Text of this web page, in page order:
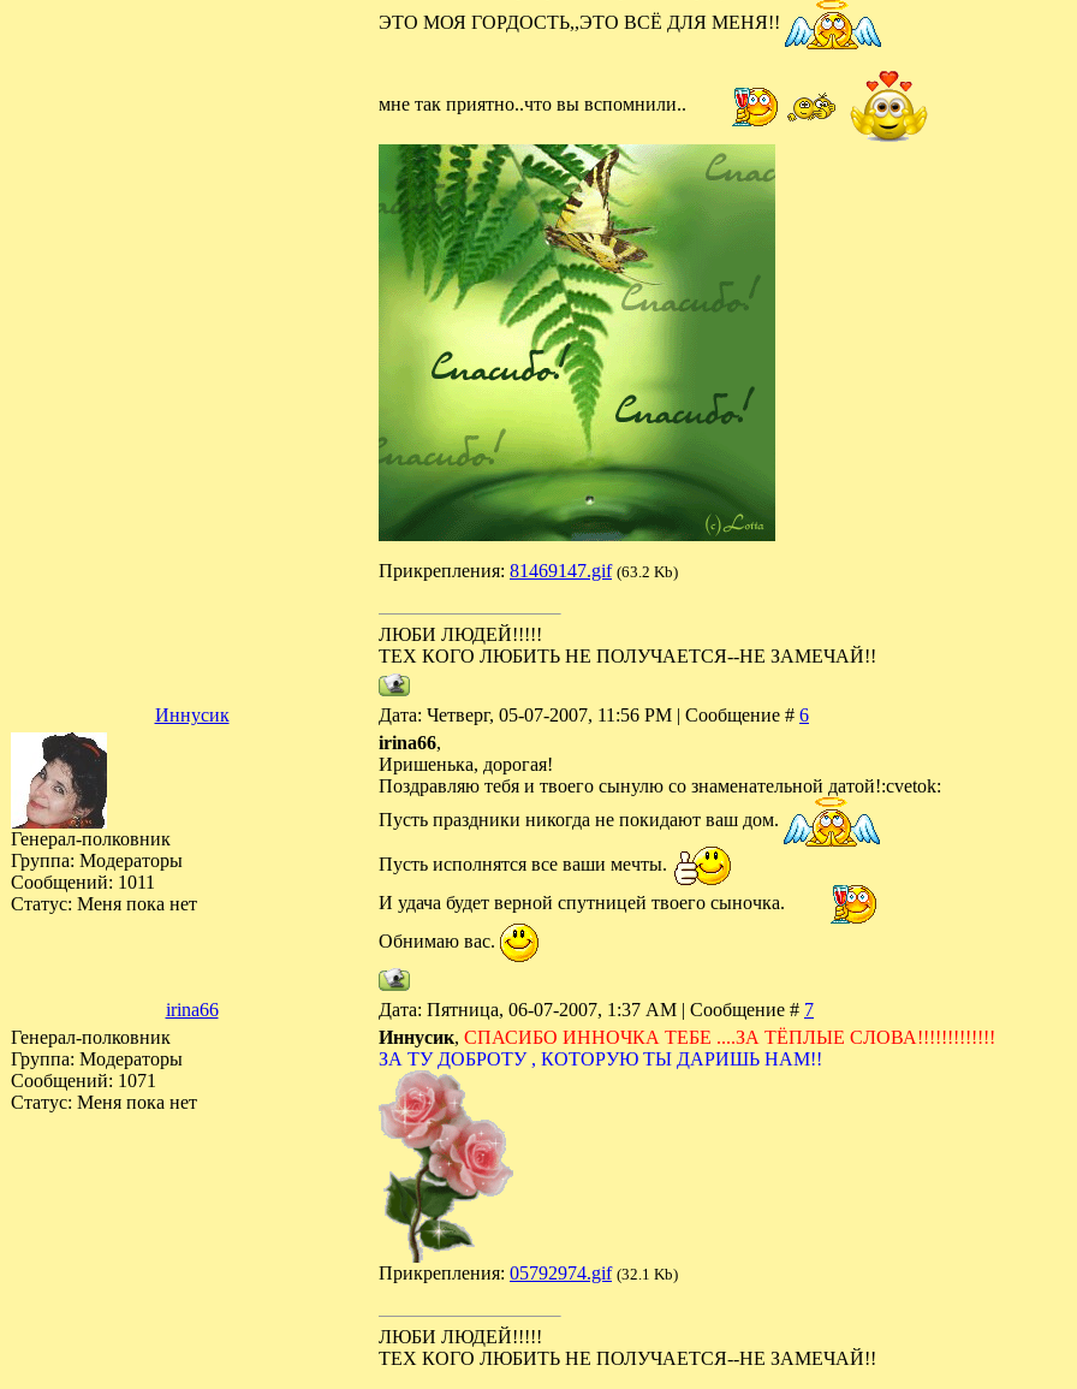
ЭТО МОЯ ГОРДОСТЬ,,ЭТО ВСЁ ДЛЯ МЕНЯ!!
мне так приятно..что вы вспомнили..
Прикрепления: 81469147.gif (63.2 Kb)
ЛЮБИ ЛЮДЕЙ!!!!!
ТЕХ КОГО ЛЮБИТЬ НЕ ПОЛУЧАЕТСЯ--НЕ ЗАМЕЧАЙ!!
Иннусик Дата: Четверг, 05-07-2007, 11:56 PM | Сообщение # 6
Генерал-полковник
Группа: Модераторы
Сообщений: 1011
Статус: Меня пока нет
irina66,
Иришенька, дорогая!
Поздравляю тебя и твоего сынулю со знаменательной датой!:cvetok:
Пусть праздники никогда не покидают ваш дом.
Пусть исполнятся все ваши мечты.
И удача будет верной спутницей твоего сыночка.
Обнимаю вас.
irina66 Дата: Пятница, 06-07-2007, 1:37 AM | Сообщение # 7
Генерал-полковник
Группа: Модераторы
Сообщений: 1071
Статус: Меня пока нет
Иннусик, СПАСИБО ИННОЧКА ТЕБЕ ....ЗА ТЁПЛЫЕ СЛОВА!!!!!!!!!!!!!
ЗА ТУ ДОБРОТУ , КОТОРУЮ ТЫ ДАРИШЬ НАМ!!
Прикрепления: 05792974.gif (32.1 Kb)
ЛЮБИ ЛЮДЕЙ!!!!!
ТЕХ КОГО ЛЮБИТЬ НЕ ПОЛУЧАЕТСЯ--НЕ ЗАМЕЧАЙ!!